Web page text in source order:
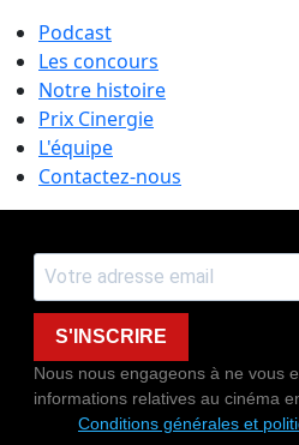
Podcast
Les concours
Notre histoire
Prix Cinergie
L'équipe
Contactez-nous
S'INSCRIRE
Nous nous engageons à ne vous
informations relatives au cinéma
Conditions générales et